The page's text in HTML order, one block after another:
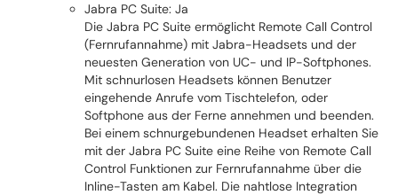
Jabra PC Suite: Ja
Die Jabra PC Suite ermöglicht Remote Call Control
(Fernrufannahme) mit Jabra-Headsets und der
neuesten Generation von UC- und IP-Softphones.
Mit schnurlosen Headsets können Benutzer
eingehende Anrufe vom Tischtelefon, oder
Softphone aus der Ferne annehmen und beenden.
Bei einem schnurgebundenen Headset erhalten Sie
mit der Jabra PC Suite eine Reihe von Remote Call
Control Funktionen zur Fernrufannahme über die
Inline-Tasten am Kabel. Die nahtlose Integration